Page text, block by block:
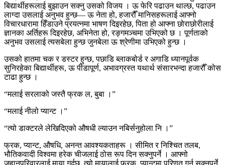
बिद्यार्थीहरूलाई बुझाउन सक्नु उसको विजय । ऊ फेरि पढाउन थाल्छ, पढाउन
लाग्दा उसलाई अनुभव हुन्छ— ऊ नेता हो, हजारौँ मानिसहरूलाई आफ्नो
विचारधारामा हिँडाउने प्रयत्नमा भाषण दिइरहेछ, पिता हो आफ्ना छोराछोरीलाई
ज्ञानका अर्तिहरू दिइरहेछ, अभिनेता हो, रङ्गमञ्चमा उभिएको छ । पूर्णताको
अनुभव उसलाई त्यसबेला हुन्छ जुनबेला ऊ श्रेणीमा उभिएको हुन्छ ।
उसको हातमा चक र डस्टर हुन्छ, पछाडि ब्लाकबोर्ड र अगाडि ध्यानपूर्वक
सुनिरहेका बिद्यार्थीहरू, ऊ पीडापूर्ण, अभावग्रस्त यथार्थ संसारभन्दा हजारौँ कोस
टाढा हुन्छ ।
“मलाई सरलाको जस्तै फ्रक ल, बुबा ।”
“मलाई नीलो प्यान्ट ।”
“त्यो डाक्टरले लेखिदिएको औषधी ल्याउन नबिर्सनुहोला नि ।”
फ्रक, प्यान्ट, औषधि, अनन्त आवश्यकताहरू । सीमित र निश्चित तलब,
भौतिकवादी विश्वमा हरेक चीजलाई ठोस रूप दिन सक्नुपर्ने । आफ्नो
जहानपरिवारलाई माया गर्दछ, त्यो मायालाई फ्रक, प्यान्टमा परिणत गर्न सक्नुपर्ने